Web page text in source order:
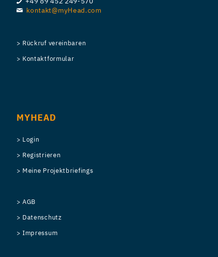
kontakt@myHead.com
> Rückruf vereinbaren
> Kontaktformular
MYHEAD
> Login
> Registrieren
> Meine Projektbriefings
> AGB
> Datenschutz
> Impressum